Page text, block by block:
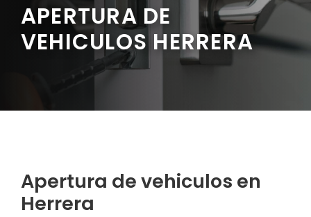
APERTURA DE
VEHICULOS HERRERA
Apertura de vehiculos en
Herrera